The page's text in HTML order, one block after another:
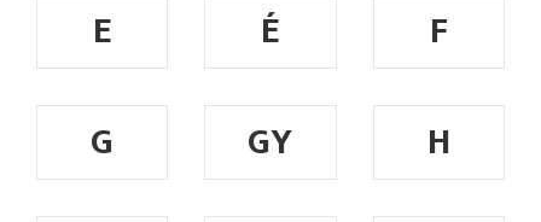
E
É
F
G
GY
H